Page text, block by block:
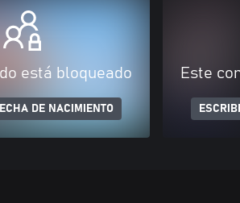
está bloqueado
DE NACIMIENTO
Este